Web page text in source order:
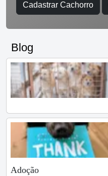
Cadastrar Cachorro
Blog
Adoção